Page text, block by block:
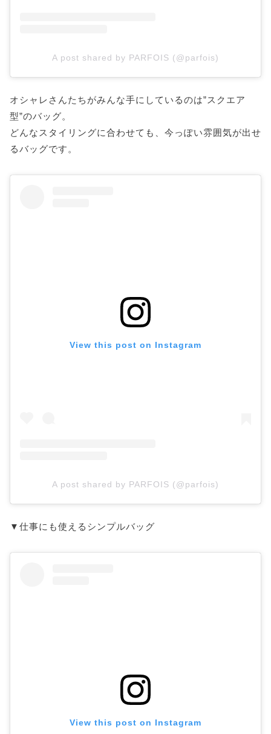
A post shared by PARFOIS (@parfois)
オシャレさんたちがみんな手にしているのは”スクエア
型”のバッグ。
どんなスタイリングに合わせても、今っぽい雰囲気が出せ
るバッグです。
View this post on Instagram
A post shared by PARFOIS (@parfois)
▼仕事にも使えるシンプルバッグ
View this post on Instagram